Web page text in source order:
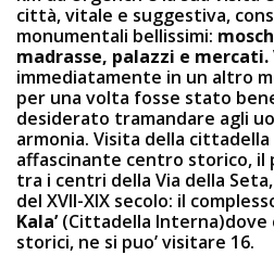
città, vitale e suggestiva,
monumentali bellissimi:
madrasse, palazzi e mercati.
immediatamente in un altro
per una volta fosse stato
desiderato tramandare agli
armonia. Visita della
affascinante centro storico,
tra i centri della Via della
del XVII-XIX secolo: il
Kala’(Cittadella Interna)dove
storici, ne si puo’ visitare 16.